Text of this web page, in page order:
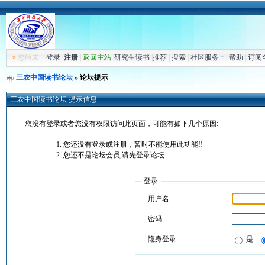
»您尚未 登录 注册| 返回主站| 研究生读书| 推荐| 搜索| 社区服务 帮助 订阅
三农中国读书论坛» 论坛提示
三农中国读书论坛 提示信息
您没有登录或者您没有权限访问此页面，可能有如下几个原因:
您还没有登录或注册，暂时不能使用此功能!!
您还不是论坛会员,请先登录论坛
登录
用户名
密码
隐身登录 是